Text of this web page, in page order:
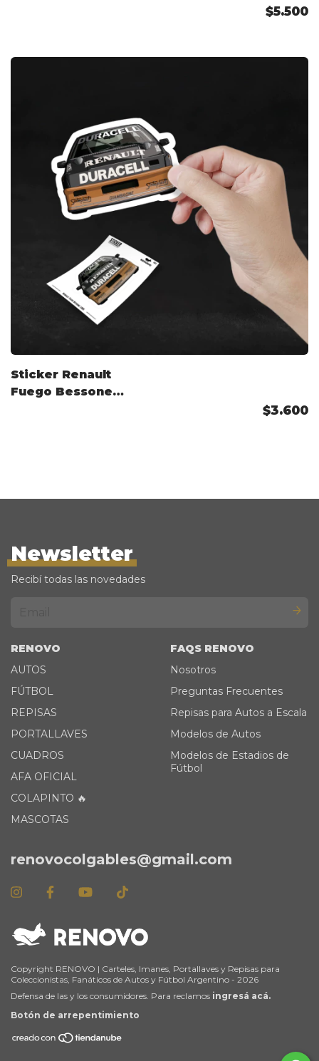
$5.500
Sticker Renault
Fuego Bessone
$3.600
Newsletter
Recibí todas las novedades
RENOVO
AUTOS
FÚTBOL
REPISAS
PORTALLAVES
CUADROS
AFA OFICIAL
COLAPINTO 🔥
MASCOTAS
FAQS RENOVO
Nosotros
Preguntas Frecuentes
Repisas para Autos a Escala
Modelos de Autos
Modelos de Estadios de
Fútbol
renovocolgables@gmail.com
Copyright RENOVO | Carteles, Imanes, Portallaves y Repisas para
Coleccionistas, Fanáticos de Autos y Fútbol Argentino - 2026
Defensa de las y los consumidores. Para reclamos ingresá acá.
Botón de arrepentimiento